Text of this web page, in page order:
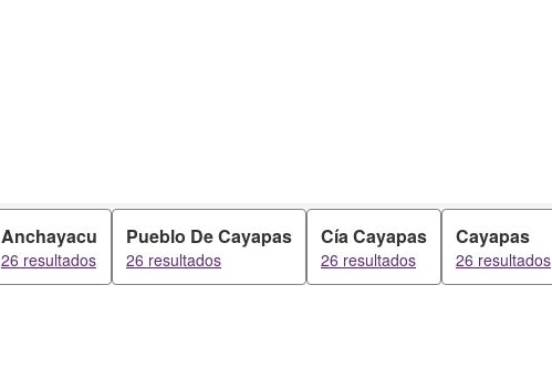
Anchayacu
26 resultados
Pueblo De Cayapas
26 resultados
Cía Cayapas
26 resultados
Cayapas
26 resultados